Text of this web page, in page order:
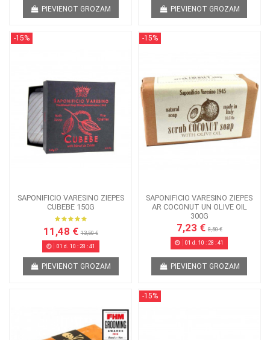
PIEVIENOT GROZAM PIEVIENOT GROZAM
-15%
SAPONIFICIO VARESINO ZIEPES
CUBEBE 150G
11,48 €13,50 €
01 d. 10 :28 :41
PIEVIENOT GROZAM
-15%
SAPONIFICIO VARESINO ZIEPES
AR COCONUT UN OLIVE OIL
300G
7,23 € 8,50 €
01 d. 10 :28 :41
PIEVIENOT GROZAM
-15%